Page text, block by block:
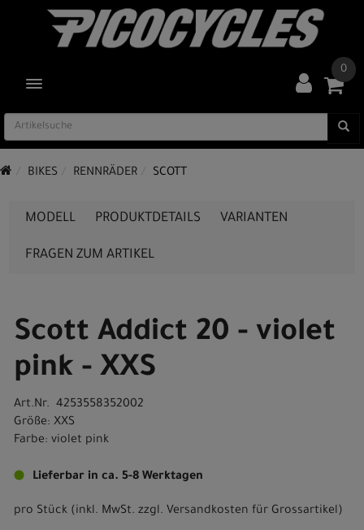
TOGGLE NAVIGATION
0
BIKES RENNRÄDER SCOTT
MODELL PRODUKTDETAILS VARIANTEN
FRAGEN ZUM ARTIKEL
Scott Addict 20 - violet
pink - XXS
Art.Nr. 4253558352002
Größe: XXS
Farbe: violet pink
Lieferbar in ca. 5-8 Werktagen
pro Stück (inkl. MwSt. zzgl. Versandkosten für Grossartikel)